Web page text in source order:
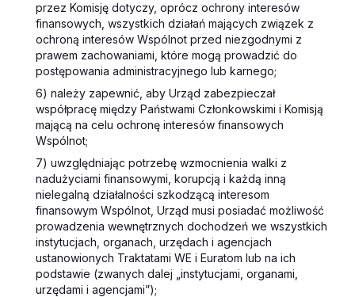
przez Komisję dotyczy, oprócz ochrony interesów
finansowych, wszystkich działań mających związek z
ochroną interesów Wspólnot przed niezgodnymi z
prawem zachowaniami, które mogą prowadzić do
postępowania administracyjnego lub karnego;
6) należy zapewnić, aby Urząd zabezpieczał
współpracę między Państwami Członkowskimi i Komisją
mającą na celu ochronę interesów finansowych
Wspólnot;
7) uwzględniając potrzebę wzmocnienia walki z
nadużyciami finansowymi, korupcją i każdą inną
nielegalną działalności szkodzącą interesom
finansowym Wspólnot, Urząd musi posiadać możliwość
prowadzenia wewnętrznych dochodzeń we wszystkich
instytucjach, organach, urzędach i agencjach
ustanowionych Traktatami WE i Euratom lub na ich
podstawie (zwanych dalej „instytucjami, organami,
urzędami i agencjami”);